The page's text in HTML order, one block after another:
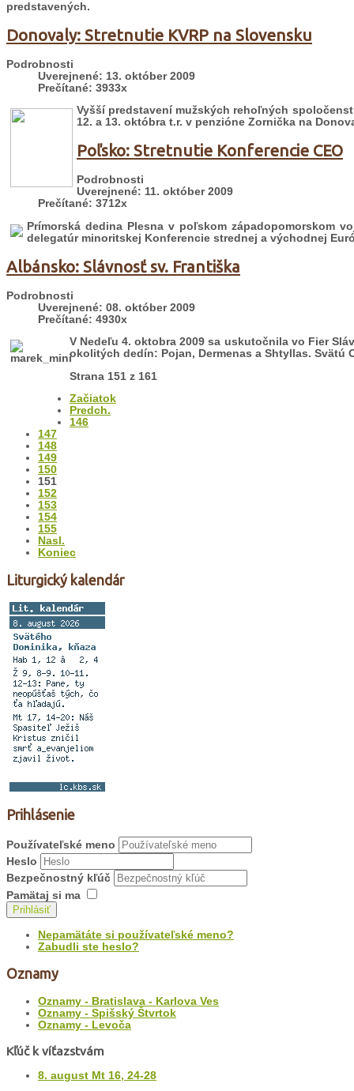
predstavených.
Donovaly: Stretnutie KVRP na Slovensku
Podrobnosti
Uverejnené: 13. október 2009
Prečítané: 3933x
Vyšší predstavení mužských rehoľných
12. a 13. októbra t.r. v penzióne Zornička na
Poľsko: Stretnutie Konferencie CEO
Podrobnosti
Uverejnené: 11. október 2009
Prečítané: 3712x
Prímorská dedina Plesna v poľskom západopomorskom
delegatúr minoritskej Konferencie strednej a východnej
Albánsko: Slávnosť sv. Františka
Podrobnosti
Uverejnené: 08. október 2009
Prečítané: 4930x
V Nedeľu 4. oktobra 2009 sa uskutočnila vo Fier
okolitých dedín: Pojan, Dermenas a Shtyllas. Svätú
Strana 151 z 161
Začiatok
Predch.
146
147
148
149
150
151
152
153
154
155
Nasl.
Koniec
Liturgický kalendár
Prihlásenie
Používateľské meno
Heslo
Bezpečnostný kľúč
Pamätaj si ma
Prihlásiť
Nepamätáte si používateľské meno?
Zabudli ste heslo?
Oznamy
Oznamy - Bratislava - Karlova Ves
Oznamy - Spišský Štvrtok
Oznamy - Levoča
Kľúč k víťazstvám
8. august Mt 16, 24-28